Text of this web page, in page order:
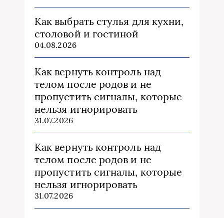
Как выбрать стулья для кухни,
столовой и гостиной
04.08.2026
Как вернуть контроль над
телом после родов и не
пропустить сигналы, которые
нельзя игнорировать
31.07.2026
Как вернуть контроль над
телом после родов и не
пропустить сигналы, которые
нельзя игнорировать
31.07.2026